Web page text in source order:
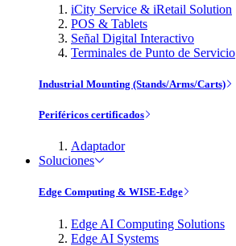
iCity Service & iRetail Solution
POS & Tablets
Señal Digital Interactivo
Terminales de Punto de Servicio
Industrial Mounting (Stands/Arms/Carts)
Periféricos certificados
Adaptador
Soluciones
Edge Computing & WISE-Edge
Edge AI Computing Solutions
Edge AI Systems